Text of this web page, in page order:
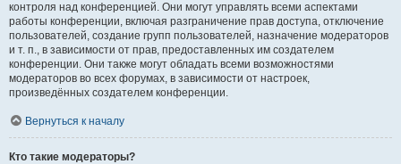
контроля над конференцией. Они могут управлять всеми аспектами
работы конференции, включая разграничение прав доступа, отключение
пользователей, создание групп пользователей, назначение модераторов
и т. п., в зависимости от прав, предоставленных им создателем
конференции. Они также могут обладать всеми возможностями
модераторов во всех форумах, в зависимости от настроек,
произведённых создателем конференции.
Вернуться к началу
Кто такие модераторы?